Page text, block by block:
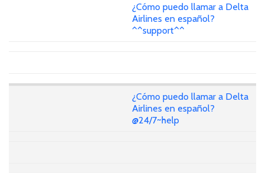
¿Cómo puedo llamar a Delta
Airlines en español?
^^support^^
¿Cómo puedo llamar a Delta
Airlines en español?
@24/7~help